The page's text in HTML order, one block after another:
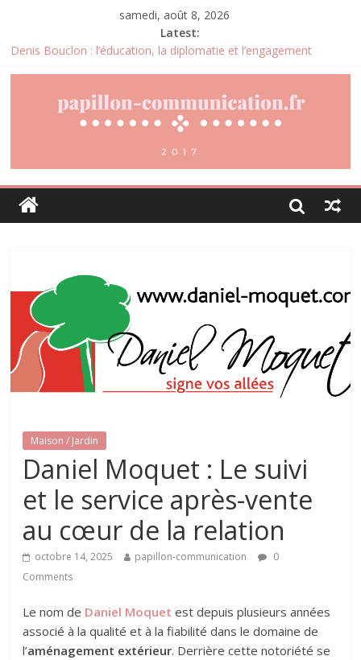
samedi, août 8, 2026
Latest:
Denis Bouclon : l’éducation, la diplomatie et l’engagement
marchés africains
Pourquoi la gestion locative devient un levier stratégique pour
Daniel Moquet : quand les avis clients deviennent un levier
d’amélioration continue ?
Agria : une assurance santé animale conçue pour répondre aux
besoins des propriétaires
Maison / Jardin
Daniel Moquet : Le suivi
et le service après-vente
au cœur de la relation
octobre 14, 2025 papillon-communication
0
Comments
Le nom de Daniel Moquet est depuis plusieurs années
associé à la qualité et à la fiabilité dans le domaine de
l’aménagement extérieur. Derrière cette notoriété se